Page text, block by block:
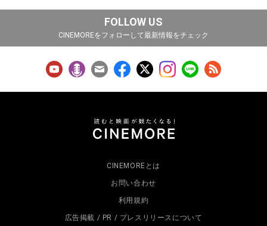
FOLLOW US
CINEMOREをフォローして最新情報をチェック
CINEMOREとは
お問い合わせ
利用規約
広告掲載 / PR / プレスリリースについて